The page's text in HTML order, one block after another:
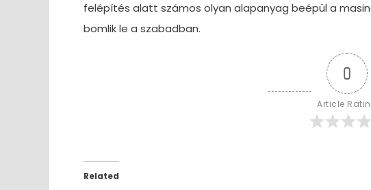
felépítés alatt számos olyan alapanyag beépül a
bomlik le a szabadban.
0
Article
Related